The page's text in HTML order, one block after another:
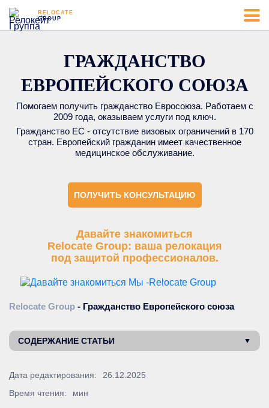
RELOCATE
GROUP
ГРАЖДАНСТВО
ЕВРОПЕЙСКОГО СОЮЗА
Помогаем получить гражданство Евросоюза. Работаем с
2009 года, оказываем услуги под ключ.
Гражданство ЕС - отсутствие визовых ограничений в 170
стран. Европейский гражданин имеет качественное
медицинское обслуживание.
ПОЛУЧИТЬ КОНСУЛЬТАЦИЮ
Давайте знакомиться
Relocate Group: ваша релокация
под защитой профессионалов.
Relocate Group - Гражданство Европейского союза
СОДЕРЖАНИЕ СТАТЬИ
Дата редактирования:
26.12.2025
Время чтения:
мин